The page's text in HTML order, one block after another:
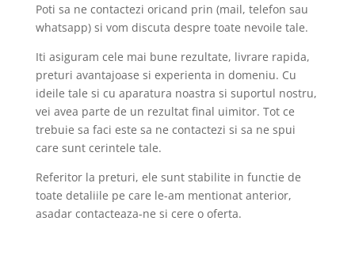
Poti sa ne contactezi oricand prin (mail, telefon sau
whatsapp) si vom discuta despre toate nevoile tale.
Iti asiguram cele mai bune rezultate, livrare rapida,
preturi avantajoase si experienta in domeniu. Cu
ideile tale si cu aparatura noastra si suportul nostru,
vei avea parte de un rezultat final uimitor. Tot ce
trebuie sa faci este sa ne contactezi si sa ne spui
care sunt cerintele tale.
Referitor la preturi, ele sunt stabilite in functie de
toate detaliile pe care le-am mentionat anterior,
asadar contacteaza-ne si cere o oferta.